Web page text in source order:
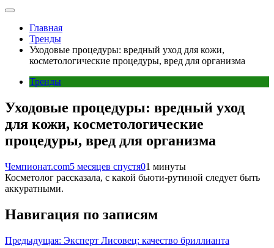
Главная
Тренды
Уходовые процедуры: вредный уход для кожи,
косметологические процедуры, вред для организма
Тренды
Уходовые процедуры: вредный уход
для кожи, косметологические
процедуры, вред для организма
Чемпионат.com5 месяцев спустя01 минуты
Косметолог рассказала, с какой бьюти-рутиной следует быть
аккуратными.
Навигация по записям
Предыдущая: Эксперт Лисовец: качество бриллианта